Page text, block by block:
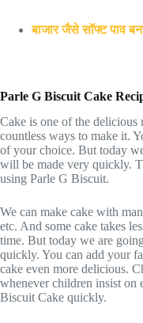
बाजार जैसे सॉफ्ट पाव
Parle G Biscuit Cake
Cake is one of the delicious
countless ways to make it.
of your choice. But today
will be made very quickly.
using Parle G Biscuit.
We can make cake with
etc. And some cake takes
time. But today we are
quickly. You can add your
cake even more delicious.
whenever children insist on
Biscuit Cake quickly.